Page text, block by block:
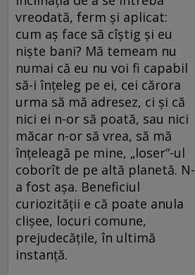
vreodată, ferm şi aplicat:
cum aş face să cîştig şi eu
nişte bani? Mă temeam nu
numai că eu nu voi fi capabil
să-i înţeleg pe ei, cei cărora
urma să mă adresez, ci şi că
nici ei n-or să poată, sau nici
măcar n-or să vrea, să mă
înţeleagă pe mine, „loser“-ul
coborît de pe altă planetă. N-
a fost aşa. Beneficiul
curiozităţii e că poate anula
clişee, locuri comune,
prejudecăţile, în ultimă
instanţă.